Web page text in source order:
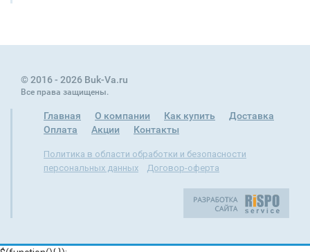
© 2016 - 2026 Buk-Va.ru
Все права защищены.
Главная О компании Как купить
Доставка
Оплата
Акции Контакты
Политика в области обработки и безопасности
персональных данных
Договор-оферта